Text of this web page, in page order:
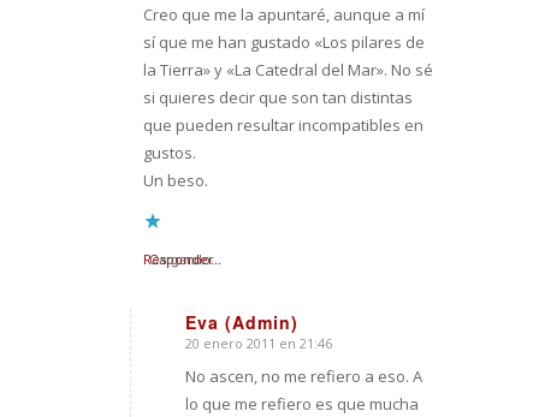
Creo que me la apuntaré, aunque a mí
sí que me han gustado «Los pilares de
la Tierra» y «La Catedral del Mar». No sé
si quieres decir que son tan distintas
que pueden resultar incompatibles en
gustos.
Un beso.
Cargando...
Responder
Eva (Admin)
Dice:
20 enero 2011 en 21:46
No ascen, no me refiero a eso. A
lo que me refiero es que mucha